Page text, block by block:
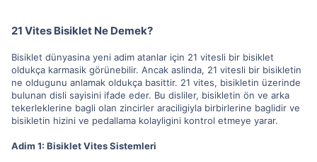
21 Vites Bisiklet Ne Demek?
Bisiklet dünyasina yeni adim atanlar için 21 vitesli bir bisiklet
oldukça karmasik görünebilir. Ancak aslinda, 21 vitesli bir bisikletin
ne oldugunu anlamak oldukça basittir. 21 vites, bisikletin üzerinde
bulunan disli sayisini ifade eder. Bu disliler, bisikletin ön ve arka
tekerleklerine bagli olan zincirler araciligiyla birbirlerine baglidir ve
bisikletin hizini ve pedallama kolayligini kontrol etmeye yarar.
Adim 1: Bisiklet Vites Sistemleri